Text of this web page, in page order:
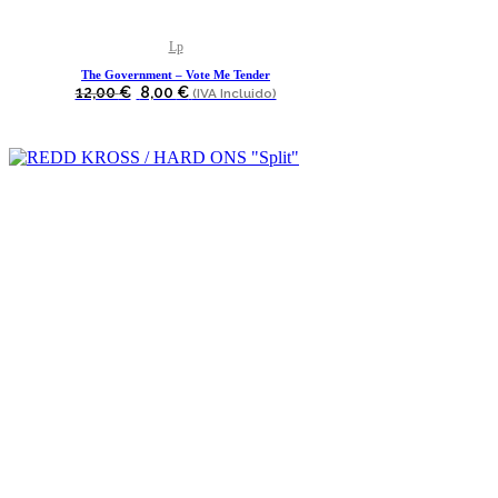
Lp
The Government – Vote Me Tender
12,00€ El
12,00 €.
8,00 €El
8,00 €.
(IVA Incluido)